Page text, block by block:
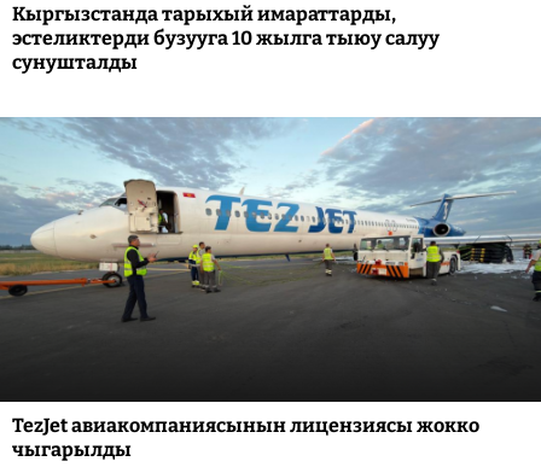
Кыргызстанда тарыхый имараттарды,
эстеликтерди бузууга 10 жылга тыюу салуу
сунушталды
TezJet авиакомпаниясынын лицензиясы жокко
чыгарылды